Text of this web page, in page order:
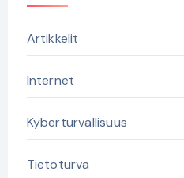
Artikkelit
Internet
Kyberturvallisuus
Tietoturva